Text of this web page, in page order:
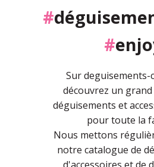
#
#
Sur deguisements-
découvrez un
déguisements et
pour toute la
Nous mettons
notre catalogue de